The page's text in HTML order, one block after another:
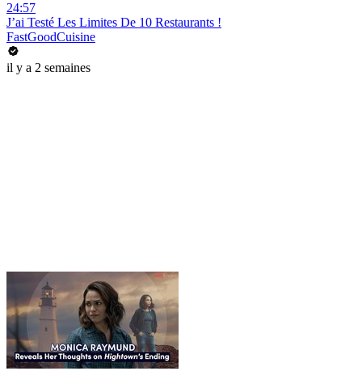
24:57
J’ai Testé Les Limites De 10 Restaurants !
FastGoodCuisine
il y a 2 semaines